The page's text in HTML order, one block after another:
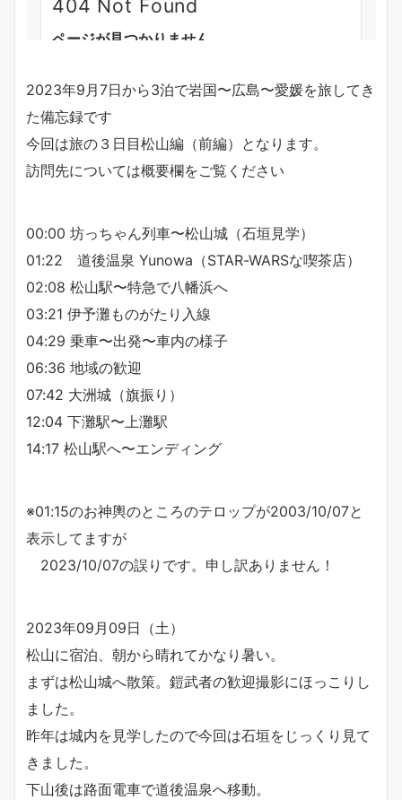
2023年9月7日から3泊で岩国〜広島〜愛媛を旅してき
た備忘録です
今回は旅の３日目松山編（前編）となります。
訪問先については概要欄をご覧ください
00:00 坊っちゃん列車〜松山城（石垣見学）
01:22 道後温泉 Yunowa（STAR-WARSな喫茶店）
02:08 松山駅〜特急で八幡浜へ
03:21 伊予灘ものがたり入線
04:29 乗車〜出発〜車内の様子
06:36 地域の歓迎
07:42 大洲城（旗振り）
12:04 下灘駅〜上灘駅
14:17 松山駅へ〜エンディング
※01:15のお神輿のところのテロップが2003/10/07と
表示してますが
2023/10/07の誤りです。申し訳ありません！
2023年09月09日（土）
松山に宿泊、朝から晴れてかなり暑い。
まずは松山城へ散策。鎧武者の歓迎撮影にほっこりし
ました。
昨年は城内を見学したので今回は石垣をじっくり見て
きました。
下山後は路面電車で道後温泉へ移動。